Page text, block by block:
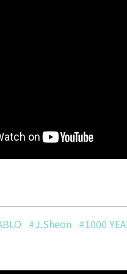
#J.Sheon #1000